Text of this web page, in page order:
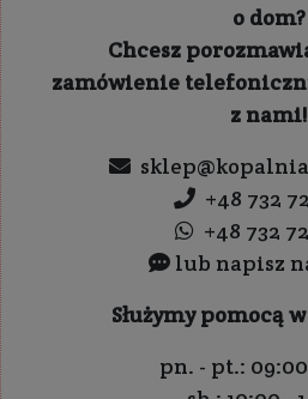
o dom?
Chcesz
zamówienie
z nami!
+48 732
+48 732
lub napisz
Służymy pomocą
pn. - pt.: